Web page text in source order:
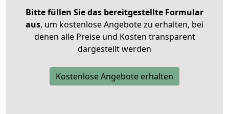
Bitte füllen Sie das bereitgestellte Formular
aus, um kostenlose Angebote zu erhalten, bei
denen alle Preise und Kosten transparent
dargestellt werden
Kostenlose Angebote erhalten